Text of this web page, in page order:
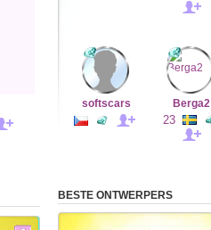
softscars Berga2
23
BESTE ONTWERPERS